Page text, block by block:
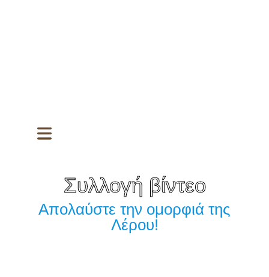
Συλλογή βίντεο
Απολαύστε την ομορφιά της
Λέρου!